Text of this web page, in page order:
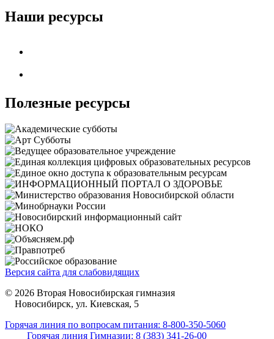
Наши ресурсы
Полезные ресурсы
Версия сайта для слабовидящих
© 2026 Вторая Новосибирская гимназия
Новосибирск, ул. Киевская, 5
Горячая линия по вопросам питания: 8-800-350-5060
Горячая линия Гимназии: 8 (383) 341-26-00